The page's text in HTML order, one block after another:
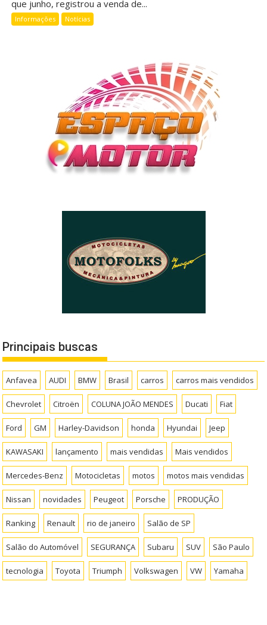
que junho, registrou a venda de...
Informações Notícias
Principais buscas
Anfavea AUDI BMW Brasil carros carros mais vendidos
Chevrolet Citroën COLUNA JOÃO MENDES Ducati Fiat
Ford GM Harley-Davidson honda Hyundai Jeep
KAWASAKI lançamento mais vendidas Mais vendidos
Mercedes-Benz Motocicletas motos motos mais vendidas
Nissan novidades Peugeot Porsche PRODUÇÃO
Ranking Renault rio de janeiro Salão de SP
Salão do Automóvel SEGURANÇA Subaru SUV São Paulo
tecnologia Toyota Triumph Volkswagen VW Yamaha